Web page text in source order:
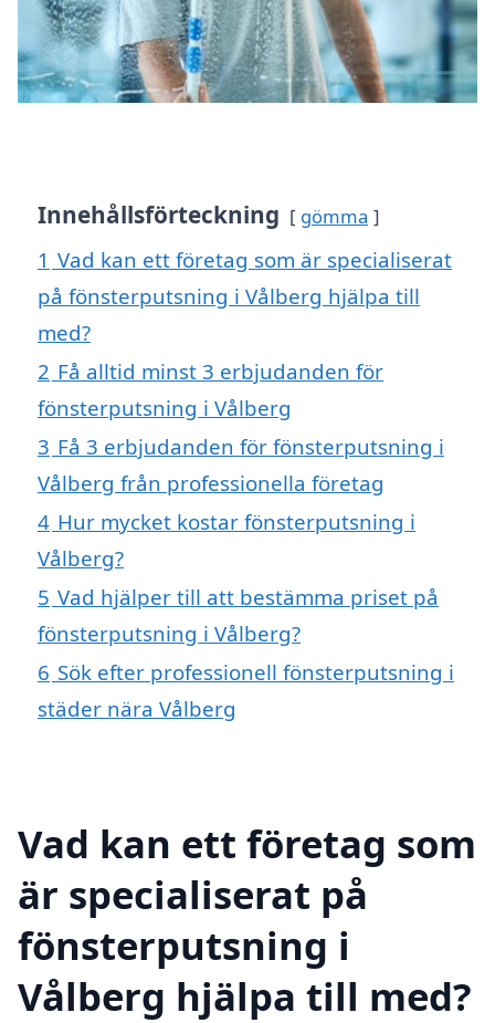
Innehållsförteckning gömma
1 Vad kan ett företag som är specialiserat
på fönsterputsning i Vålberg hjälpa till
med?
2 Få alltid minst 3 erbjudanden för
fönsterputsning i Vålberg
3 Få 3 erbjudanden för fönsterputsning i
Vålberg från professionella företag
4 Hur mycket kostar fönsterputsning i
Vålberg?
5 Vad hjälper till att bestämma priset på
fönsterputsning i Vålberg?
6 Sök efter professionell fönsterputsning i
städer nära Vålberg
Vad kan ett företag som
är specialiserat på
fönsterputsning i
Vålberg hjälpa till med?